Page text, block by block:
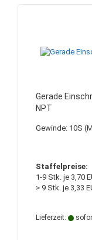
Gerade
NPT
Gewinde: 10S
Staffelpreise:
1-9 Stk. je 3,70
> 9 Stk. je 3,33
Lieferzeit: